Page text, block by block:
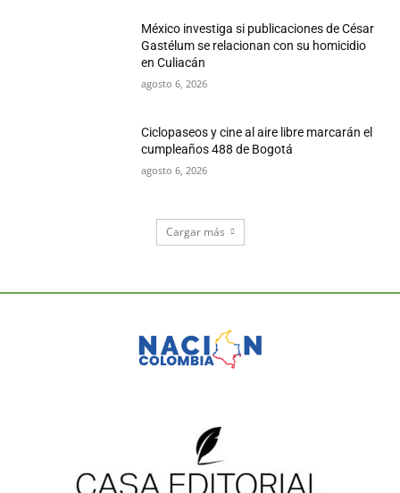
México investiga si publicaciones de César
Gastélum se relacionan con su homicidio
en Culiacán
agosto 6, 2026
Ciclopaseos y cine al aire libre marcarán el
cumpleaños 488 de Bogotá
agosto 6, 2026
Cargar más